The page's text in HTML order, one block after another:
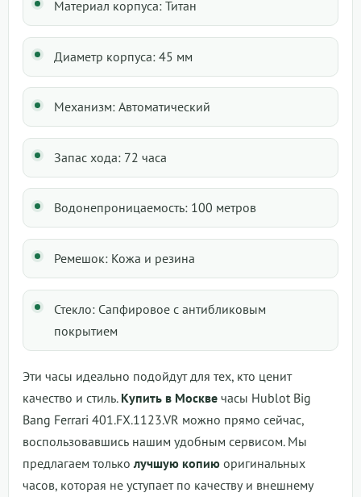
Материал корпуса: Титан
Диаметр корпуса: 45 мм
Механизм: Автоматический
Запас хода: 72 часа
Водонепроницаемость: 100 метров
Ремешок: Кожа и резина
Стекло: Сапфировое с антибликовым
покрытием
Эти часы идеально подойдут для тех, кто ценит
качество и стиль. Купить в Москве часы Hublot Big
Bang Ferrari 401.FX.1123.VR можно прямо сейчас,
воспользовавшись нашим удобным сервисом. Мы
предлагаем только лучшую копию оригинальных
часов, которая не уступает по качеству и внешнему